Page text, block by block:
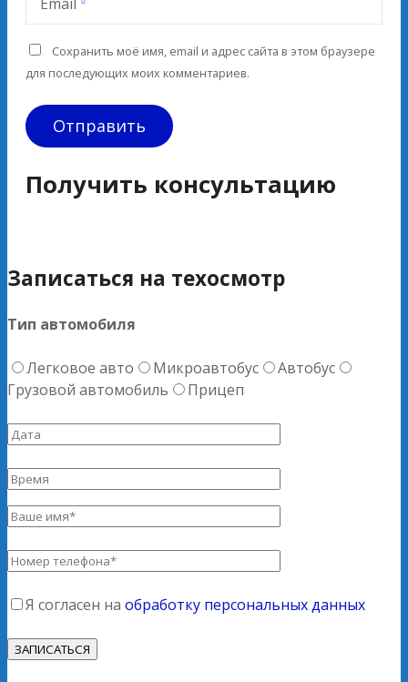
Сохранить моё имя, email и адрес сайта в этом браузере
для последующих моих комментариев.
Получить консультацию
Записаться на техосмотр
Тип автомобиля
Легковое авто Микроавтобус
Автобус
Грузовой автомобиль
Прицеп
Я согласен на обработку персональных данных